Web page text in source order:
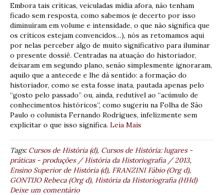
Embora tais críticas, veiculadas mídia afora, não tenham
ficado sem resposta, como sabemos (e decerto por isso
diminuíram em volume e intensidade, o que não significa que
os críticos estejam convencidos…), nós as retomamos aqui
por nelas perceber algo de muito significativo para iluminar
o presente dossiê. Centradas na atuação do historiador,
deixaram em segundo plano, senão simplesmente ignoraram,
aquilo que a antecede e lhe dá sentido: a formação do
historiador, como se esta fosse inata, pautada apenas pelo
“gosto pelo passado” ou, ainda, redutível ao “acúmulo de
conhecimentos históricos”, como sugeriu na Folha de São
Paulo o colunista Fernando Rodrigues, infelizmente sem
explicitar o que isso significa. Leia Mais
Tags:Cursos de História (d), Cursos de História: lugares -
práticas - produções / História da Historiografia / 2013,
Ensino Superior de História (d), FRANZINI Fábio (Org d),
GONTIJO Rebeca (Org d), História da Historiografia (HHd)
Deixe um comentário